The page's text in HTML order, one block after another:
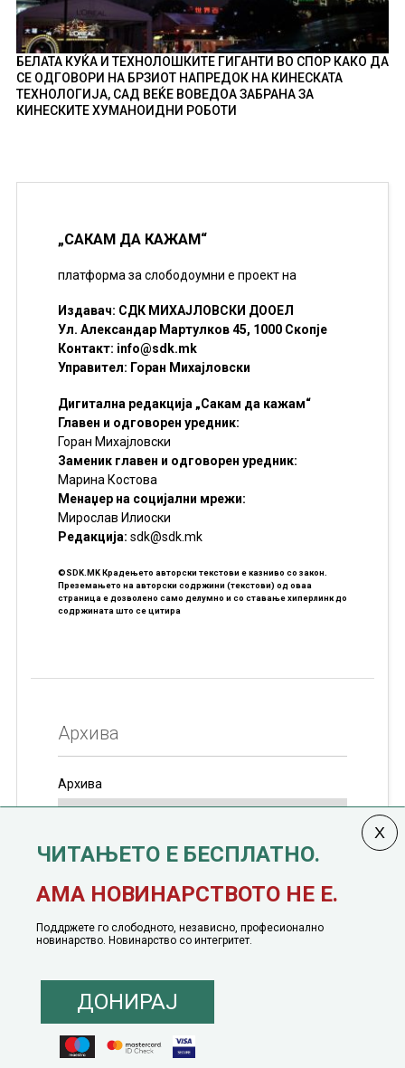
БЕЛАТА КУЌА И ТЕХНОЛОШКИТЕ ГИГАНТИ ВО СПОР КАКО ДА
СЕ ОДГОВОРИ НА БРЗИОТ НАПРЕДОК НА КИНЕСКАТА
ТЕХНОЛОГИЈА, САД ВЕЌЕ ВОВЕДОА ЗАБРАНА ЗА
КИНЕСКИТЕ ХУМАНОИДНИ РОБОТИ
„САКАМ ДА КАЖАМ“
платформа за слободоумни е проект на
Издавач: СДК МИХАЈЛОВСКИ ДООЕЛ
Ул. Александар Мартулков 45, 1000 Скопје
Контакт: info@sdk.mk
Управител: Горан Михајловски
Дигитална редакција „Сакам да кажам“
Главен и одговорен уредник:
Горан Михајловски
Заменик главен и одговорен уредник:
Марина Костова
Менаџер на социјални мрежи:
Мирослав Илиоски
Редакцијa: sdk@sdk.mk
©SDK.MK Крадењето авторски текстови е казниво со закон.
Преземањето на авторски содржини (текстови) од оваа
страница е дозволено само делумно и со ставање хиперлинк до
содржината што се цитира
Архива
Архива
јануари, 1991 година
Понуда за политичко рекламирање
Политика на инклузија |Кодекс на однесување
ЧИТАЊЕТО Е БЕСПЛАТНО.
АМА НОВИНАРСТВОТО НЕ Е.
Поддржете го слободното, независно, професионално
новинарство. Новинарство со интегритет.
ДОНИРАЈ